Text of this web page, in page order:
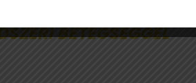
AZ
BETEGSÉGGEL